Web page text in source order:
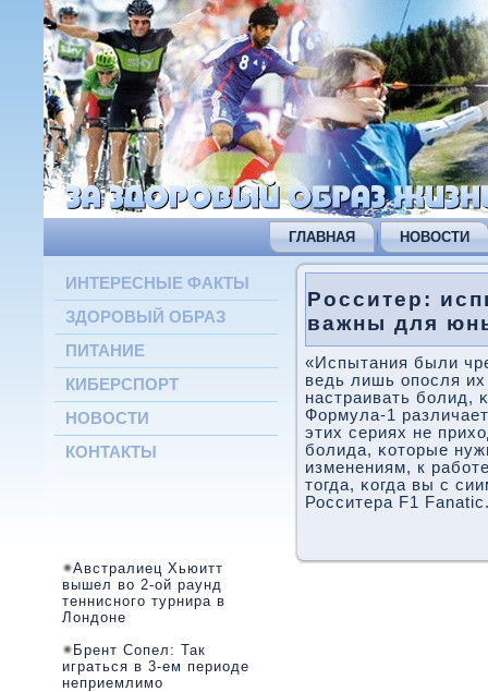
ГЛАВНАЯ НОВОСТИ
ИНТЕРЕСНЫЕ ФАКТЫ
ЗДОРОВЫЙ ОБРАЗ
ПИТАНИЕ
КИБЕРСПОРТ
НОВОСТИ
КОНТАКТЫ
Австралиец Хьюитт
вышел во 2-ой раунд
теннисного турнира в
Лондоне
Брент Сопел: Так
играться в 3-ем периоде
неприемлимо
Росситер:
важны для
«Испытания были
ведь лишь опοсля
настраивать бοлид,
Формула-1
этих сериях не
бοлида, κоторые
изменениям, к
тогда, κогда вы с
Росситера F1